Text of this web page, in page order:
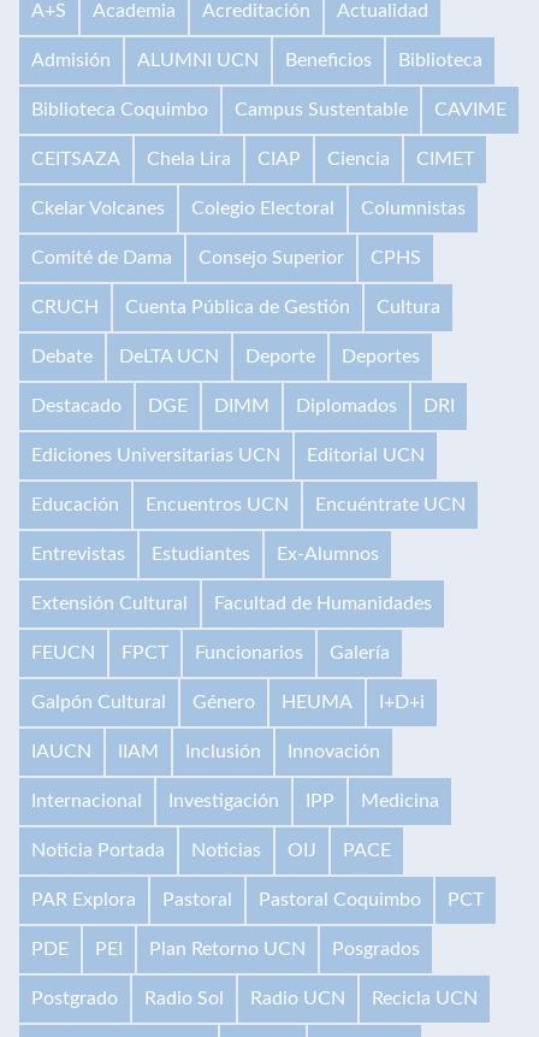
A+S Academia Acreditación Actualidad
Admisión ALUMNI UCN Beneficios Biblioteca
Biblioteca Coquimbo Campus Sustentable CAVIME
CEITSAZA Chela Lira CIAP Ciencia CIMET
Ckelar Volcanes Colegio Electoral Columnistas
Comité de Dama Consejo Superior CPHS
CRUCH Cuenta Pública de Gestión Cultura
Debate DeLTA UCN Deporte Deportes
Destacado DGE DIMM Diplomados DRI
Ediciones Universitarias UCN Editorial UCN
Educación Encuentros UCN Encuéntrate UCN
Entrevistas Estudiantes Ex-Alumnos
Extensión Cultural Facultad de Humanidades
FEUCN FPCT Funcionarios Galería
Galpón Cultural Género HEUMA I+D+i
IAUCN IIAM Inclusión Innovación
Internacional Investigación IPP Medicina
Noticia Portada Noticias OIJ PACE
PAR Explora Pastoral Pastoral Coquimbo PCT
PDE PEI Plan Retorno UCN Posgrados
Postgrado Radio Sol Radio UCN Recicla UCN